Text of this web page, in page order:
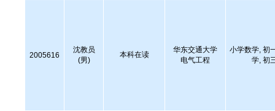
2005616
沈教员
(男)
本科在读
华东交通大学
电气工程
小学数学, 初
学, 初